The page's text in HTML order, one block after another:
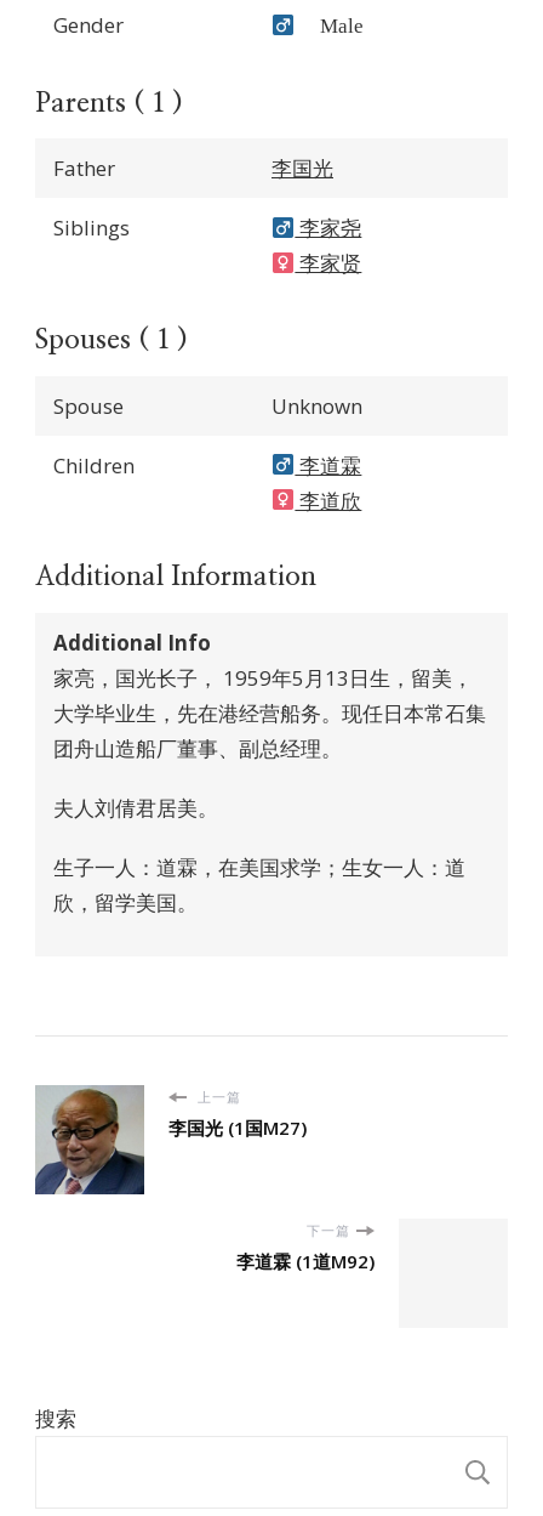
Gender Male
Parents ( 1 )
Father 李国光
Siblings
李家尧
李家贤
Spouses ( 1 )
Spouse Unknown
Children
李道霖
李道欣
Additional Information
Additional Info
家亮，国光长子， 1959年5月13日生，留美，
大学毕业生，先在港经营船务。现任日本常石集
团舟山造船厂董事、副总经理。
夫人刘倩君居美。
生子一人：道霖，在美国求学；生女一人：道
欣，留学美国。
上一篇
李国光 (1国M27)
下一篇
李道霖 (1道M92)
搜索